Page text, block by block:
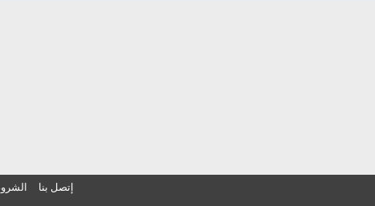
إتصل بنا